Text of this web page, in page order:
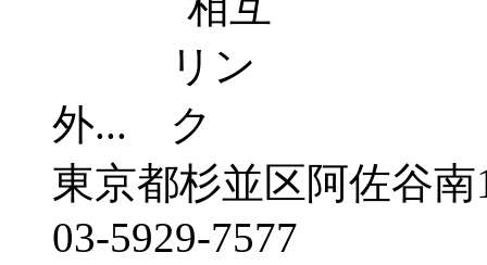
外...
東京都杉並区阿佐谷南
03-5929-7577